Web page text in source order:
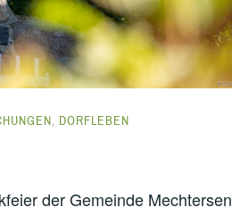
, DORFLEBEN
der Gemeinde Mechtersen